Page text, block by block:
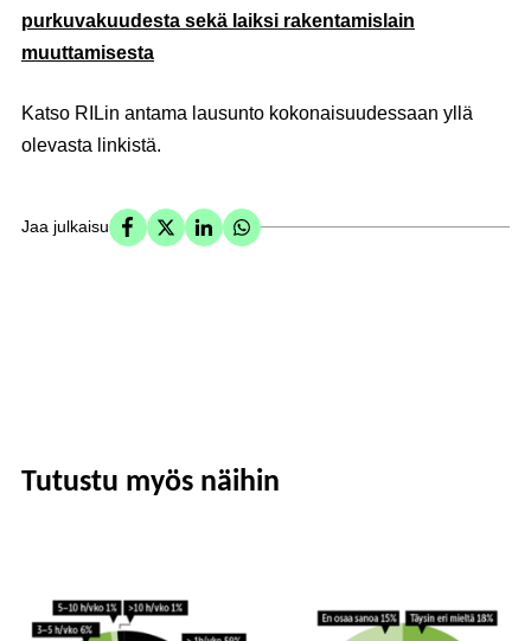
purkuvakuudesta sekä laiksi rakentamislain
muuttamisesta
Katso RILin antama lausunto kokonaisuudessaan yllä
olevasta linkistä.
Jaa julkaisu
Tutustu myös näihin